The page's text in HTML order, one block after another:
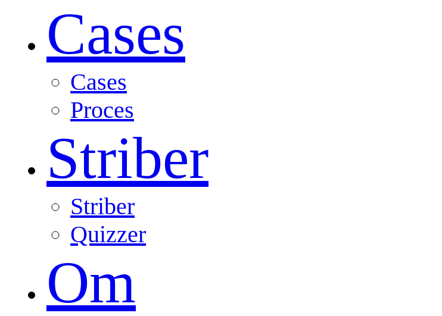
Cases
Cases
Proces
Striber
Striber
Quizzer
Om